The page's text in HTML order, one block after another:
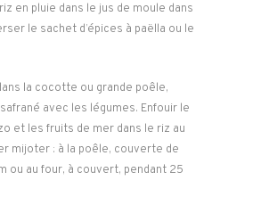
en pluie dans le jus de moule dans
le sachet d’épices à paëlla ou le
la cocotte ou grande poêle,
avec les légumes. Enfouir le
et les fruits de mer dans le riz au
mijoter : à la poêle, couverte de
ou au four, à couvert, pendant 25